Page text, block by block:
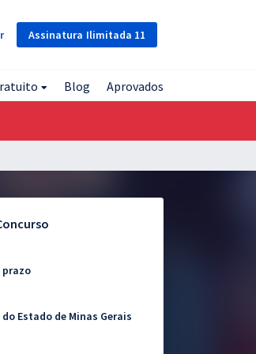
Assinatura Ilimitada 11
Blog Aprovados
prazo
do Estado de Minas Gerais